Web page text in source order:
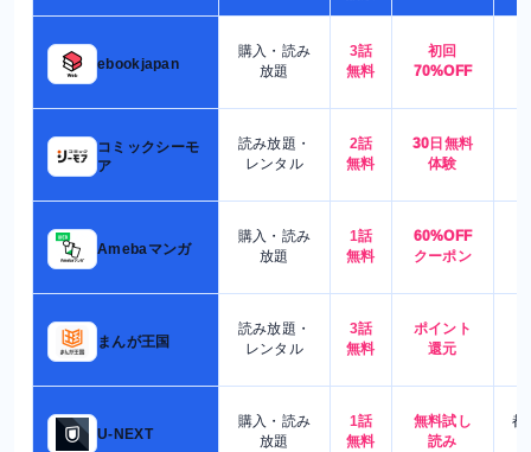
ebookjapan
購入・読み
放題
3話
無料
初回
70%OFF
コミックシーモ
ア
読み放題・
レンタル
2話
無料
30日無料
体験
Amebaマンガ
購入・読み
放題
1話
無料
60%OFF
クーポン
まんが王国
読み放題・
レンタル
3話
無料
ポイント
還元
U-NEXT
購入・読み
放題
1話
無料
無料試し
読み
都